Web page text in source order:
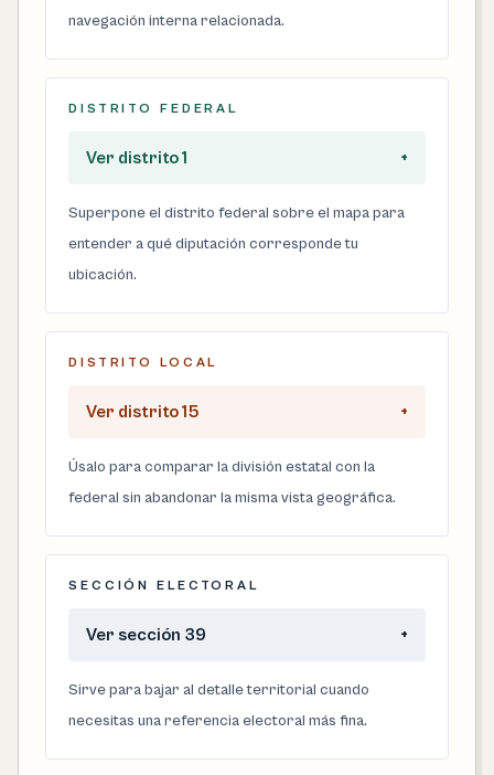
navegación interna relacionada.
DISTRITO FEDERAL
Ver distrito 1 +
Superpone el distrito federal sobre el mapa para
entender a qué diputación corresponde tu
ubicación.
DISTRITO LOCAL
Ver distrito 15 +
Úsalo para comparar la división estatal con la
federal sin abandonar la misma vista geográfica.
SECCIÓN ELECTORAL
Ver sección 39 +
Sirve para bajar al detalle territorial cuando
necesitas una referencia electoral más fina.